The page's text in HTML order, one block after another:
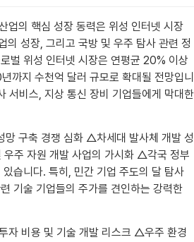
업의 핵심 성장 동력은 위성 인터넷 시장
의 성장, 그리고 국방 및 우주 탐사 관련 정
벌 위성 인터넷 시장은 연평균 20% 이상
까지 수천억 달러 규모로 확대될 전망입니
서비스, 지상 통신 장비 기업들에게 막대한
구축 경쟁 심화 △차세대 발사체 개발 성
주 자원 개발 사업의 가시화 △각국 정부
습니다. 특히, 민간 기업 주도의 달 탐사
기술 기업들의 주가를 견인하는 강력한
자 비용 및 기술 개발 리스크 △우주 환경